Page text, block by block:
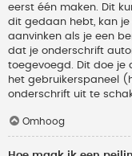
eerst één maken. Dit
dit gedaan hebt, kan
aanvinken als je een
dat je onderschrift
toegevoegd. Dit doe je
het gebruikerspaneel
onderschrift uit te
Omhoog